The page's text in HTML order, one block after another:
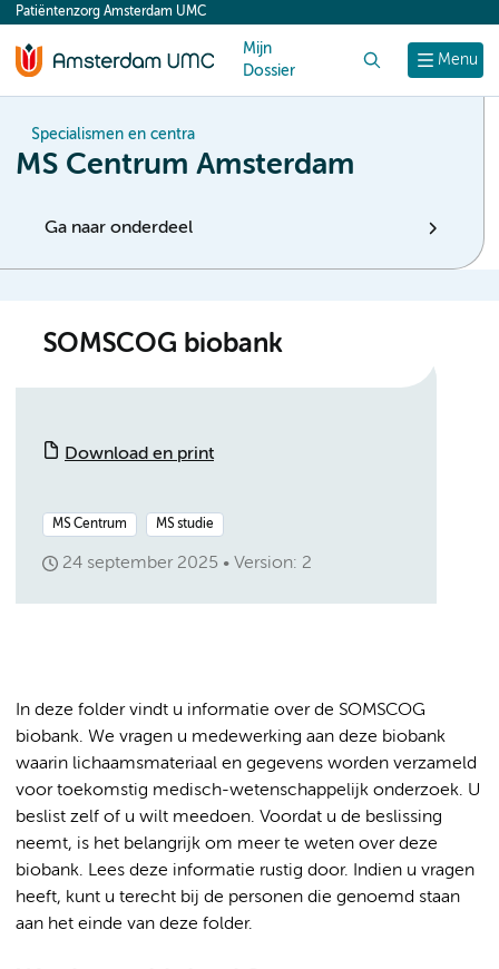
content
Menu
Patiëntenzorg Amsterdam UMC
Mijn
Dossier
Specialismen en centra
MS Centrum Amsterdam
Ga naar onderdeel
SOMSCOG biobank
Download en print
MS Centrum MS studie
24 september 2025 Version: 2
In deze folder vindt u informatie over de SOMSCOG
biobank. We vragen u medewerking aan deze biobank
waarin lichaamsmateriaal en gegevens worden verzameld
voor toekomstig medisch-wetenschappelijk onderzoek. U
beslist zelf of u wilt meedoen. Voordat u de beslissing
neemt, is het belangrijk om meer te weten over deze
biobank. Lees deze informatie rustig door. Indien u vragen
heeft, kunt u terecht bij de personen die genoemd staan
aan het einde van deze folder.